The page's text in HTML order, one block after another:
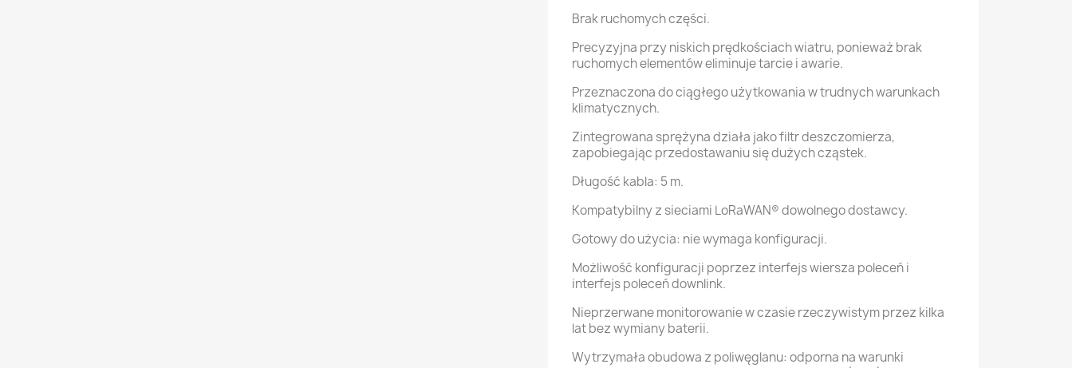
Brak ruchomych części.
Precyzyjna przy niskich prędkościach wiatru, ponieważ brak
ruchomych elementów eliminuje tarcie i awarie.
Przeznaczona do ciągłego użytkowania w trudnych warunkach
klimatycznych.
Zintegrowana sprężyna działa jako filtr deszczomierza,
zapobiegając przedostawaniu się dużych cząstek.
Długość kabla: 5 m.
Kompatybilny z sieciami LoRaWAN® dowolnego dostawcy.
Gotowy do użycia: nie wymaga konfiguracji.
Możliwość konfiguracji poprzez interfejs wiersza poleceń i
interfejs poleceń downlink.
Nieprzerwane monitorowanie w czasie rzeczywistym przez kilka
lat bez wymiany baterii.
Wytrzymała obudowa z poliwęglanu: odporna na warunki